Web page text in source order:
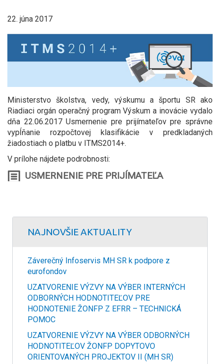
22. júna 2017
Ministerstvo školstva, vedy, výskumu a športu SR ako
Riadiaci orgán operačný program Výskum a inovácie vydalo
dňa 22.06.2017 Usmernenie pre prijímateľov pre správne
vypĺňanie rozpočtovej klasifikácie v predkladaných
žiadostiach o platbu v ITMS2014+.
V prílohe nájdete podrobnosti:
USMERNENIE PRE PRIJÍMATEĽA
NAJNOVŠIE AKTUALITY
Záverečný Infoservis MH SR k podpore z
eurofondov
UZATVORENIE VÝZVY NA VÝBER INTERNÝCH
ODBORNÝCH HODNOTITEĽOV PRE
HODNOTENIE ŽONFP Z EFRR – TECHNICKÁ
POMOC
UZATVORENIE VÝZVY NA VÝBER ODBORNÝCH
HODNOTITEĽOV ŽONFP DOPYTOVO
ORIENTOVANÝCH PROJEKTOV II (MH SR)